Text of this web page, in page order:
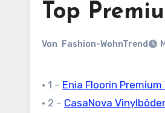
Top
Von Fashion-WohnTrend
• 1 –
Enia Floorin
• 2 – CasaNova